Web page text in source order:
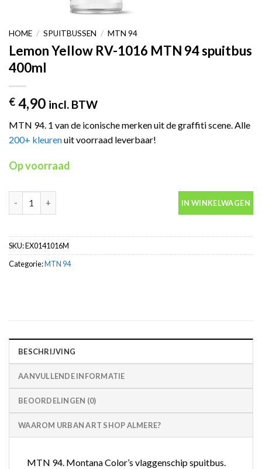
HOME / SPUITBUSSEN / MTN 94
Lemon Yellow RV-1016 MTN 94 spuitbus
400ml
€ 4,90 incl. BTW
MTN 94. 1 van de iconische merken uit de graffiti scene. Alle
200+ kleurenuit voorraad leverbaar!
Op voorraad
IN WINKELWAGEN
SKU:EX0141016M
Categorie:MTN 94
BESCHRIJVING
AANVULLENDE INFORMATIE
BEOORDELINGEN (0)
WAAROM URBAN ART SHOP ALMERE?
MTN 94. Montana Color’s vlaggenschip spuitbus.